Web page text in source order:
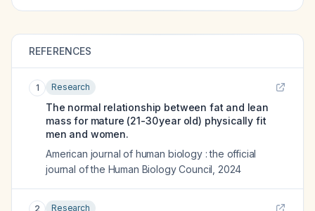
REFERENCES
1 Research
The normal relationship between fat and lean
mass for mature (21-30 year old) physically fit
men and women.
American journal of human biology : the official
journal of the Human Biology Council 2024
2 Research